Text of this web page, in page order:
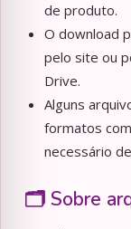
de produto.
O download
pelo site ou
Drive.
Alguns
formatos
necessário
🗂️ Sobre